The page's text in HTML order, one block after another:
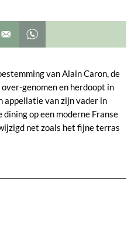
favorieten
twitter
Deel dit op pinterest
van Alain Caron, de
genomen en herdoopt in
appellatie van zijn vader in
op een moderne Franse
net zoals het fijne terras